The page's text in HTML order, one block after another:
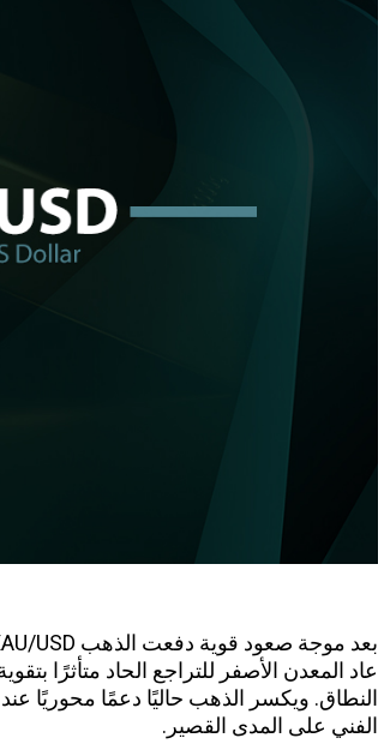
عاد المعدن الأصفر للتراجع الحاد متأثرًا
الفني على المدى القصير.